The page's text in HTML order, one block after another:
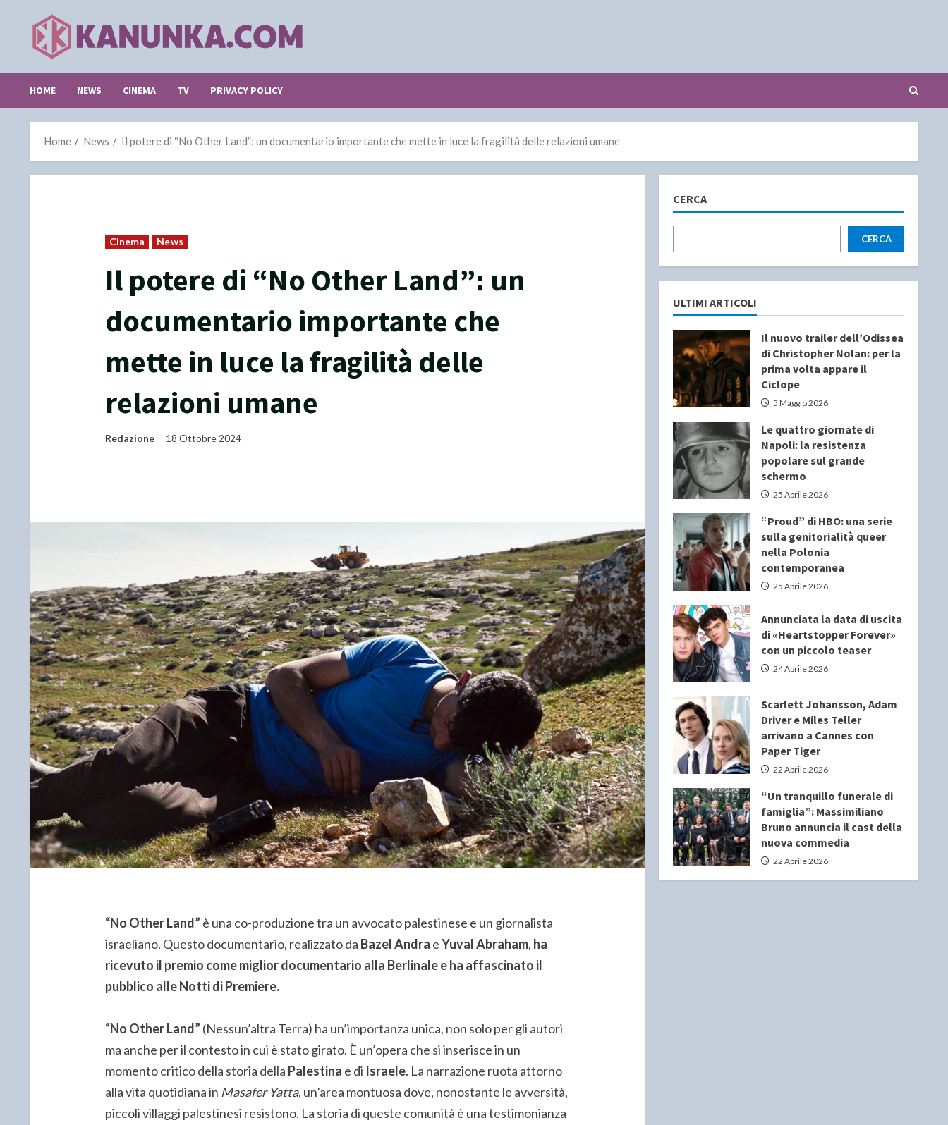
content
HOME NEWS CINEMA TV PRIVACY POLICY
Home News Il potere di “No Other Land”: un documentario importante che mette in luce la fragilità delle relazioni umane
Cinema News
Il potere di “No Other Land”: un
documentario importante che
mette in luce la fragilità delle
relazioni umane
Redazione 18 Ottobre 2024
“No Other Land” è una co-produzione tra un avvocato palestinese e un giornalista
israeliano. Questo documentario, realizzato da Bazel Andra eYuval Abraham, ha
ricevuto il premio come miglior documentario alla Berlinale e ha affascinato il
pubblico alle Notti di Premiere.
“No Other Land” (Nessun’altra Terra) ha un’importanza unica, non solo per gli autori
ma anche per il contesto in cui è stato girato. È un’opera che si inserisce in un
momento critico della storia della Palestina e di Israele. La narrazione ruota attorno
alla vita quotidiana in Masafer Yatta, un’area montuosa dove, nonostante le avversità,
piccoli villaggi palestinesi resistono. La storia di queste comunità è una testimonianza
CERCA
CERCA
ULTIMI ARTICOLI
Il nuovo trailer dell’Odissea
di Christopher Nolan: per la
prima volta appare il
Ciclope
5 Maggio 2026
Le quattro giornate di
Napoli: la resistenza
popolare sul grande
schermo
25 Aprile 2026
“Proud” di HBO: una serie
sulla genitorialità queer
nella Polonia
contemporanea
25 Aprile 2026
Annunciata la data di uscita
di «Heartstopper Forever»
con un piccolo teaser
24 Aprile 2026
Scarlett Johansson, Adam
Driver e Miles Teller
arrivano a Cannes con
Paper Tiger
22 Aprile 2026
“Un tranquillo funerale di
famiglia”: Massimiliano
Bruno annuncia il cast della
nuova commedia
22 Aprile 2026